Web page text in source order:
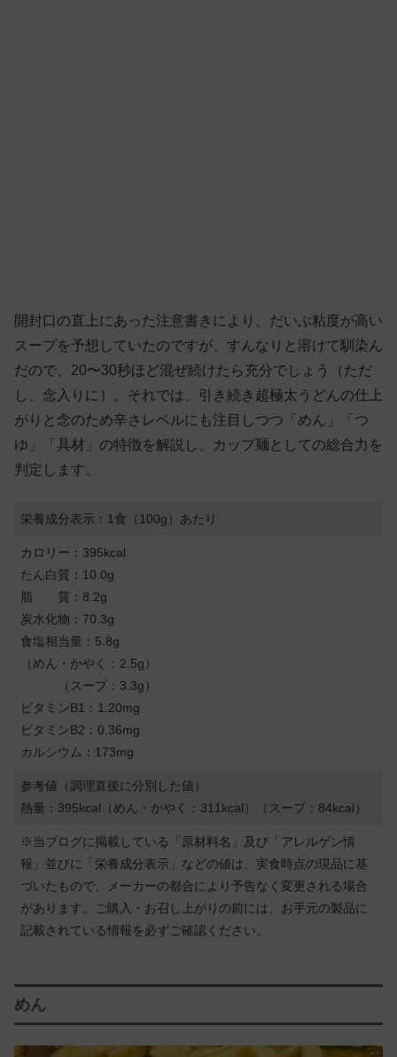
開封口の直上にあった注意書きにより、だいぶ粘度が高い
スープを予想していたのですが、すんなりと溶けて馴染ん
だので、20〜30秒ほど混ぜ続けたら充分でしょう（ただ
し、念入りに）。それでは、引き続き超極太うどんの仕上
がりと念のため辛さレベルにも注目しつつ「めん」「つ
ゆ」「具材」の特徴を解説し、カップ麺としての総合力を
判定します。
栄養成分表示：1食（100g）あたり
カロリー：395kcal
たん白質：10.0g
脂 質：8.2g
炭水化物：70.3g
食塩相当量：5.8g
（めん・かやく：2.5g）
（スープ：3.3g）
ビタミンB1：1.20mg
ビタミンB2：0.36mg
カルシウム：173mg
参考値（調理直後に分別した値）
熱量：395kcal（めん・かやく：311kcal）（スープ：84kcal）
※当ブログに掲載している「原材料名」及び「アレルゲン情
報」並びに「栄養成分表示」などの値は、実食時点の現品に基
づいたもので、メーカーの都合により予告なく変更される場合
があります。ご購入・お召し上がりの前には、お手元の製品に
記載されている情報を必ずご確認ください。
めん